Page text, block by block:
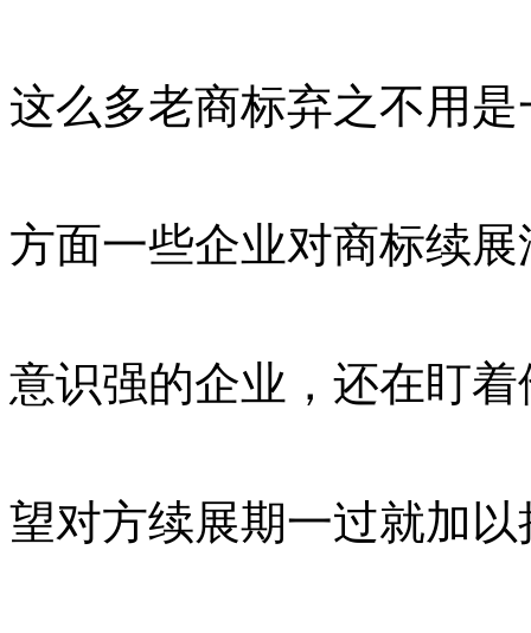
这么多老商标弃之不用
方面一些企业对商标续
意识强的企业，还在盯
望对方续展期一过就加